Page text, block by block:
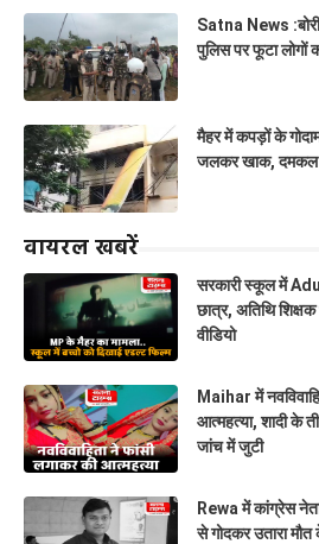
Satna News
पुलिस पर फूटा लोगों
मैहर में कपड़ों के
जलकर खाक, दमकल
वायरल खबरें
सरकारी स्कूल में
छात्र, अतिथि
वीडियो
Maihar में
आत्महत्या, शादी के
जांच में जुटी
Rewa में कांग्रेस
से गोदकर उतारा